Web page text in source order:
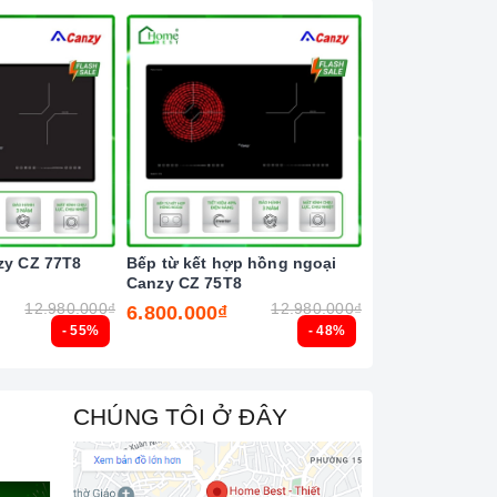
- 55%
CZ 77T8
12.980.000₫
- 48%
Bếp từ kết hợp hồng ngoại
Canzy CZ 75T8
6.800.000₫ 12.980.000₫
CHÚNG TÔI Ở ĐÂY